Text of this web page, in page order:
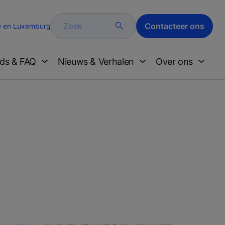
en Luxemburg Zoek Contacteer ons
& FAQ Nieuws & Verhalen Over ons